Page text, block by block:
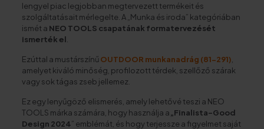
lengyel piac legjobban megtervezett termékeit és
szolgáltatásait mérlegelte. A „Munka és iroda” kategóriában
ismét a NEO TOOLS csapatának formatervezését
ismerték el
Ezúttal a mustárszínű OUTDOOR munkanadrág (81-291)
amelyet kiváló minőség, profilozott térdek, szellőző szárak
vagy sok tágas zseb jellemez.
Ez egy lenyűgöző elismerés, amely lehetővé teszi a NEO
TOOLS márka számára, hogy használja a „Finalista-Good
Design 2024” emblémát, és hogy terjessze a figyelmet saját